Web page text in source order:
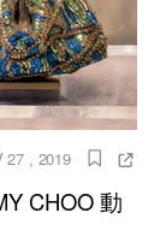
27 , 2019
CHOO 動